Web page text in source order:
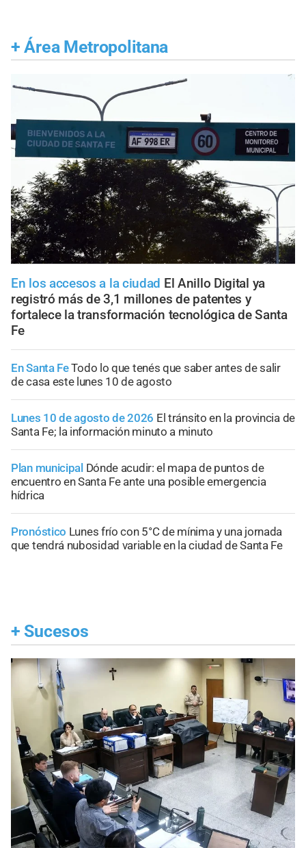
+ Área Metropolitana
En los accesos a la ciudad El Anillo Digital ya
registró más de 3,1 millones de patentes y
fortalece la transformación tecnológica de Santa
Fe
En Santa FeTodo lo que tenés que saber antes de salir
de casa este lunes 10 de agosto
Lunes 10 de agosto de 2026 El tránsito en la provincia de
Santa Fe; la información minuto a minuto
Plan municipal Dónde acudir: el mapa de puntos de
encuentro en Santa Fe ante una posible emergencia
hídrica
Pronóstico Lunes frío con 5°C de mínima y una jornada
que tendrá nubosidad variable en la ciudad de Santa Fe
+ Sucesos